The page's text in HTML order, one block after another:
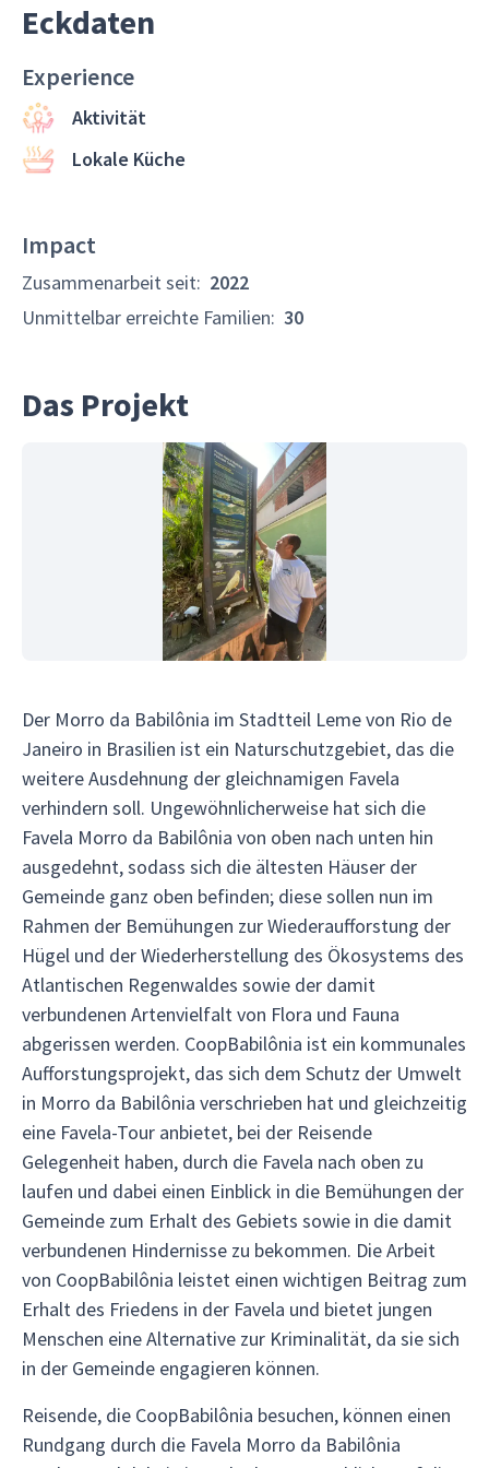
Eckdaten
Experience
Aktivität
Lokale Küche
Impact
Zusammenarbeit seit: 2022
Unmittelbar erreichte Familien: 30
Das Projekt
Der Morro da Babilônia im Stadtteil Leme von Rio de
Janeiro in Brasilien ist ein Naturschutzgebiet, das die
weitere Ausdehnung der gleichnamigen Favela
verhindern soll. Ungewöhnlicherweise hat sich die
Favela Morro da Babilônia von oben nach unten hin
ausgedehnt, sodass sich die ältesten Häuser der
Gemeinde ganz oben befinden; diese sollen nun im
Rahmen der Bemühungen zur Wiederaufforstung der
Hügel und der Wiederherstellung des Ökosystems des
Atlantischen Regenwaldes sowie der damit
verbundenen Artenvielfalt von Flora und Fauna
abgerissen werden. CoopBabilônia ist ein kommunales
Aufforstungsprojekt, das sich dem Schutz der Umwelt
in Morro da Babilônia verschrieben hat und gleichzeitig
eine Favela-Tour anbietet, bei der Reisende
Gelegenheit haben, durch die Favela nach oben zu
laufen und dabei einen Einblick in die Bemühungen der
Gemeinde zum Erhalt des Gebiets sowie in die damit
verbundenen Hindernisse zu bekommen. Die Arbeit
von CoopBabilônia leistet einen wichtigen Beitrag zum
Erhalt des Friedens in der Favela und bietet jungen
Menschen eine Alternative zur Kriminalität, da sie sich
in der Gemeinde engagieren können.
Reisende, die CoopBabilônia besuchen, können einen
Rundgang durch die Favela Morro da Babilônia